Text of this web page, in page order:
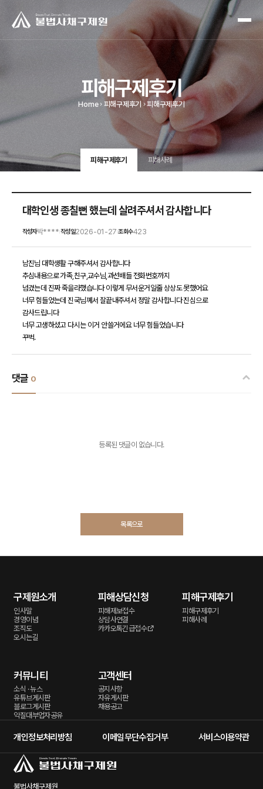
피해구제후기
Home 피해구제후기 피해구제후기
피해구제후기 피해사례
대학인생 종칠뻔 했는데 살려주셔서 감사합니다
작성자박**** 작성일2026-01-27 |조회수423
남진님 대학생활 구해주셔서 감사합니다
추심내용으로 가족,친구,교수님,과선배들 전화번호까지
넘겼는데 진짜 죽을라했습니다 이렇게 무서운거일줄 상상도 못했어요
너무 힘들었는데 진국님꼐서 잘끝내주셔서 정말 감사합니다 진심으로
감사드립니다
너무 고생하셨고 다시는 이거 안쓸거에요 너무 힘들었습니다
꾸벅.
댓글 0
등록된 댓글이 없습니다.
목록으로
구제원소개
인사말
경영이념
조직도
오시는길
피해상담신청
피해제보접수
상담사연결
카카오톡긴급접수
피해구제후기
피해구제후기
피해사례
커뮤니티
소식 · 뉴스
유튜브게시판
블로그게시판
악질대부업자공유
고객센터
공지사항
자유게시판
채용공고
개인정보처리방침 이메일무단수집거부 서비스이용약관
불법사채구제원